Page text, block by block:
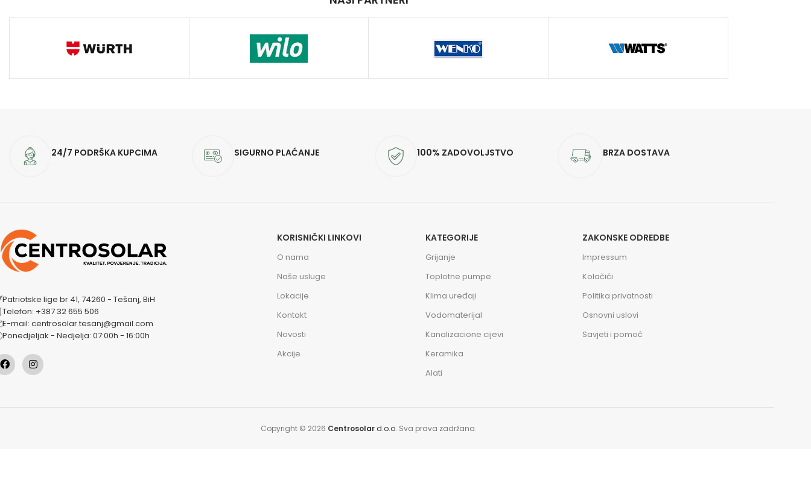
24/7 PODRŠKA KUPCIMA SIGURNO PLAĆANJE 100% ZADOVOLJSTVO BRZA DOSTAVA
Patriotske lige br 41, 74260 - Tešanj, BiH
Telefon: +387 32 655 506
E-mail: centrosolar.tesanj@gmail.com
Ponedjeljak - Nedjelja: 07:00h - 16:00h
KORISNIČKI LINKOVI
O nama
Naše usluge
Lokacije
Kontakt
Novosti
Akcije
KATEGORIJE
Grijanje
Toplotne pumpe
Klima uređaji
Vodomaterijal
Kanalizacione cijevi
Keramika
Alati
ZAKONSKE ODREDBE
Impressum
Kolačići
Politika privatnosti
Osnovni uslovi
Savjeti i pomoć
Copyright © 2026 Centrosolar d.o.o. Sva prava zadržana.